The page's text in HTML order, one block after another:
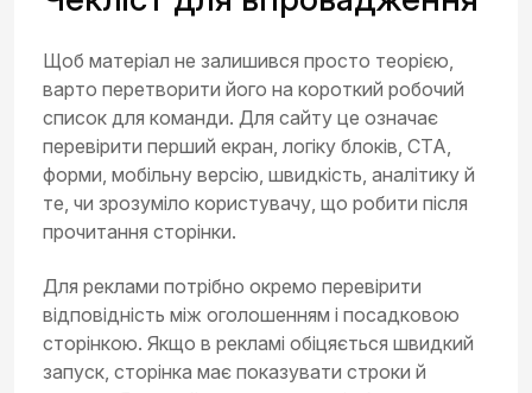
Щоб матеріал не залишився просто теорією,
варто перетворити його на короткий робочий
список для команди. Для сайту це означає
перевірити перший екран, логіку блоків, CTA,
форми, мобільну версію, швидкість, аналітику й
те, чи зрозуміло користувачу, що робити після
прочитання сторінки.
Для реклами потрібно окремо перевірити
відповідність між оголошенням і посадковою
сторінкою. Якщо в рекламі обіцяється швидкий
запуск, сторінка має показувати строки й